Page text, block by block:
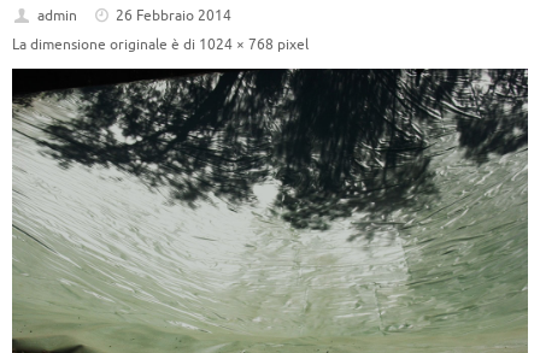
admin
26 Febbraio 2014
La dimensione originale è di 1024 × 768 pixel